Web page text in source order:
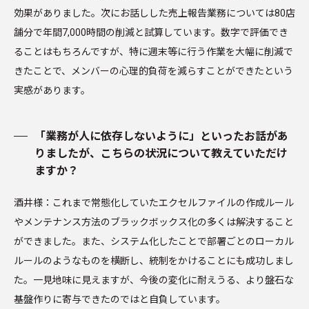
効果がありました。次にお話しした売上報告業務については80店
舗分で年間7,000時間の削減と試算しています。数字で評価でき
ることはもちろんですが、特に週末等に行う作業を大幅に削減で
きたことで、メンバーの心理的負荷を減らすことができたという
実感があります。
「業務が人に依存しないように」といったお話があ
りましたが、こちらの状況について教えていただけ
ますか？
酒井様：これまで常態化していたエクセルファイルの作成ルール
やメンテナンス方法のブラックボックス化の多くは解決すること
ができました。また、システム化したことで部署ごとのローカル
ルールのようなものを横断し、統制をかけることにも成功しまし
た。一見地味に見えますが、今後の変化に耐えうる、より盤石な
基盤作りに寄与できたのではと自負しています。